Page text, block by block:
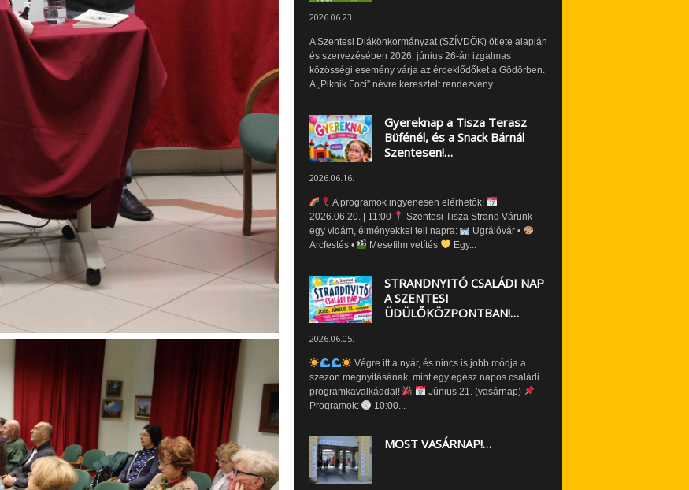
2026.06.23.
A Szentesi Diákönkormányzat (SZÍVDÖK) ötlete alapján
és szervezésében 2026. június 26-án izgalmas
közösségi esemény várja az érdeklődőket a Gödörben.
A „Piknik Foci” névre keresztelt rendezvény...
Gyereknap a Tisza Terasz
Büfénél, és a Snack Bárnál
Szentesen!…
2026.06.16.
A programok ingyenesen elérhetők!
2026.06.20. | 11:00
Szentesi Tisza Strand Várunk
egy vidám, élményekkel teli napra:
Ugrálóvár •
Arcfestés •
Mesefilm vetítés Egy...
STRANDNYITÓ CSALÁDI NAP
A SZENTESI
ÜDÜLŐKÖZPONTBAN!…
2026.06.05.
Végre itt a nyár, és nincs is jobb módja a
szezon megnyitásának, mint egy egész napos családi
programkavalkáddal!
Június 21. (vasárnap)
Programok:
10:00...
MOST VASÁRNAP!…